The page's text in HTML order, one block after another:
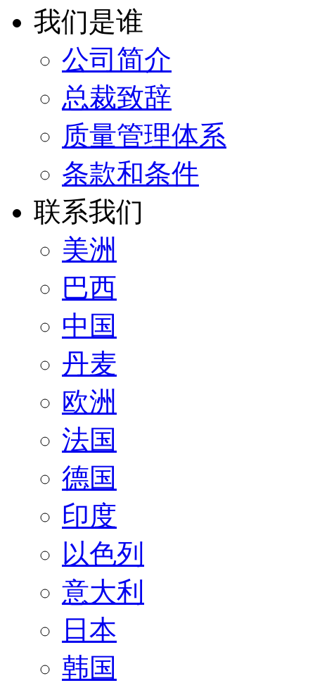
我们是谁
公司简介
总裁致辞
质量管理体系
条款和条件
联系我们
美洲
巴西
中国
丹麦
欧洲
法国
德国
印度
以色列
意大利
日本
韩国